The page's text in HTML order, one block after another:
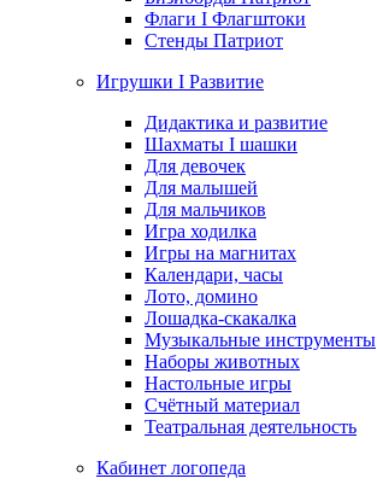
Флаги I Флагштоки
Стенды Патриот
Игрушки I Развитие
Дидактика и развитие
Шахматы I шашки
Для девочек
Для малышей
Для мальчиков
Игра ходилка
Игры на магнитах
Календари, часы
Лото, домино
Лошадка-скакалка
Музыкальные инструменты
Наборы животных
Настольные игры
Счётный материал
Театральная деятельность
Кабинет логопеда